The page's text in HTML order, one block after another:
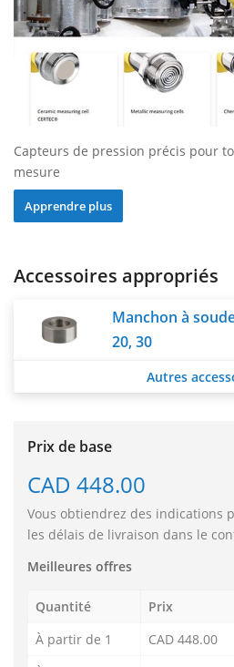
Capteurs de pression précis pour
mesure
Apprendre plus
Accessoires appropriés
Manchon à
20, 30
Autres
Prix de base
CAD 448.00
Vous obtiendrez des indications
les délais de livraison dans le
Meilleures offres
Quantité
Prix
À partir de 1
CAD 448.00